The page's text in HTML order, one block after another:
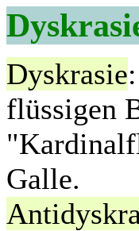
Dyskrasie
flüssigen
Galle.